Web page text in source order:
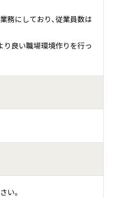
務にしており、従業員数は
り良い職場環境作りを行っ
い。